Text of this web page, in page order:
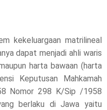
kekeluargaan matrilineal
dapat menjadi ahli waris
harta bawaan (harta
Keputusan Mahkamah
Nomor 298 K/Sip /1958
berlaku di Jawa yaitu